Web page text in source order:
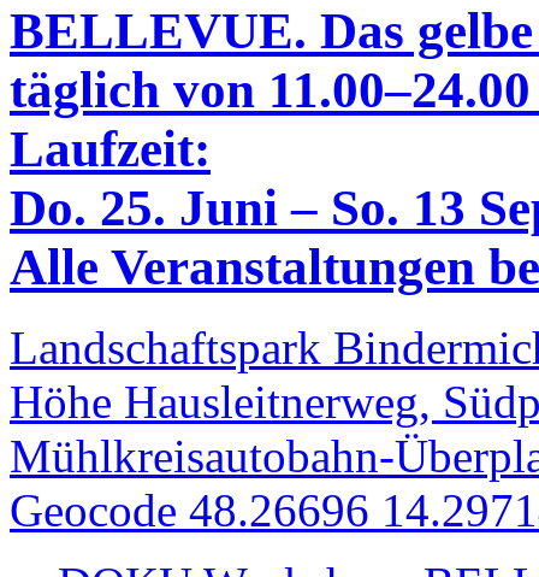
BELLEVUE. Das
täglich von
Laufzeit:
Do. 25. Juni – So. 13
Alle Veranstaltungen
Landschaftspark
Höhe Hausleitnerweg,
Mühlkreisautobahn-
Geocode 48.26696